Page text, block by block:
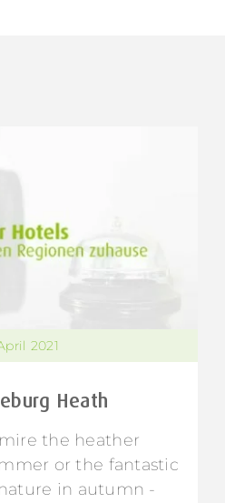
2021
Heath
the heather
or the fantastic
in autumn -